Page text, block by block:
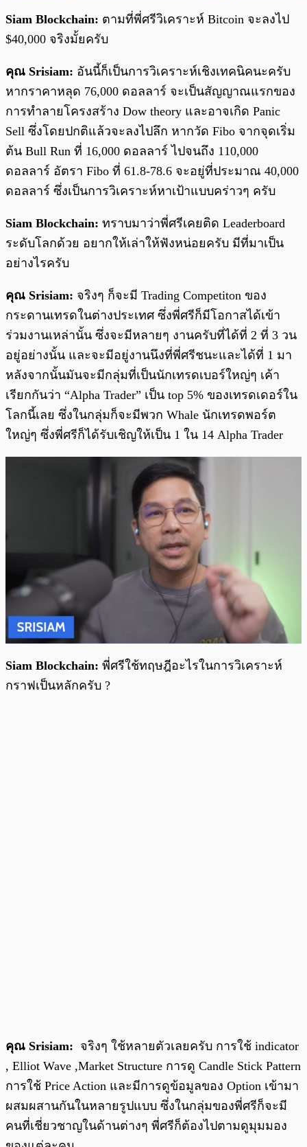
Siam Blockchain: ตามที่พี่ศรีวิเคราะห์ Bitcoin จะลงไป
$40,000 จริงมั้ยครับ
คุณ Srisiam: อันนี้ก็เป็นการวิเคราะห์เชิงเทคนิคนะครับ
หากราคาหลุด 76,000 ดอลลาร์ จะเป็นสัญญาณแรกของ
การทำลายโครงสร้าง Dow theory และอาจเกิด Panic
Sell ซึ่งโดยปกติแล้วจะลงไปลึก หากวัด Fibo จากจุดเริ่ม
ต้น Bull Run ที่ 16,000 ดอลลาร์ ไปจนถึง 110,000
ดอลลาร์ อัตรา Fibo ที่ 61.8-78.6 จะอยู่ที่ประมาณ 40,000
ดอลลาร์ ซึ่งเป็นการวิเคราะห์หาเป้าแบบคร่าวๆ ครับ
Siam Blockchain: ทราบมาว่าพี่ศรีเคยติด Leaderboard
ระดับโลกด้วย อยากให้เล่าให้ฟังหน่อยครับ มีที่มาเป็น
อย่างไรครับ
คุณ Srisiam: จริงๆ ก็จะมี Trading Competiton ของ
กระดานเทรดในต่างประเทศ ซึ่งพี่ศรีก็มีโอกาสได้เข้า
ร่วมงานเหล่านั้น ซึ่งจะมีหลายๆ งานครับที่ได้ที่ 2 ที่ 3 วน
อยู่อย่างนั้น และจะมีอยู่งานนึงที่พี่ศรีชนะและได้ที่ 1 มา
หลังจากนั้นมันจะมีกลุ่มที่เป็นนักเทรดเบอร์ใหญ่ๆ เค้า
เรียกกันว่า “Alpha Trader” เป็น top 5% ของเทรดเดอร์ใน
โลกนี้เลย ซึ่งในกลุ่มก็จะมีพวก Whale นักเทรดพอร์ต
ใหญ่ๆ ซึ่งพี่ศรีก็ได้รับเชิญให้เป็น 1 ใน 14 Alpha Trader
Siam Blockchain: พี่ศรีใช้ทฤษฎีอะไรในการวิเคราะห์
กราฟเป็นหลักครับ ?
คุณ Srisiam: จริงๆ ใช้หลายตัวเลยครับ การใช้ indicator
, Elliot Wave ,Market Structure การดู Candle Stick Pattern
การใช้ Price Action และมีการดูข้อมูลของ Option เข้ามา
ผสมผสานกันในหลายรูปแบบ ซึ่งในกลุ่มของพี่ศรีก็จะมี
คนที่เชี่ยวชาญในด้านต่างๆ พี่ศรีก็ต้องไปตามดูมุมมอง